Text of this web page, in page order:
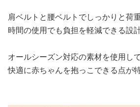
肩ベルトと腰ベルトでしっかりと荷
時間の使用でも負担を軽減できる設計
オールシーズン対応の素材を使用し
快適に赤ちゃんを抱っこできる点が特